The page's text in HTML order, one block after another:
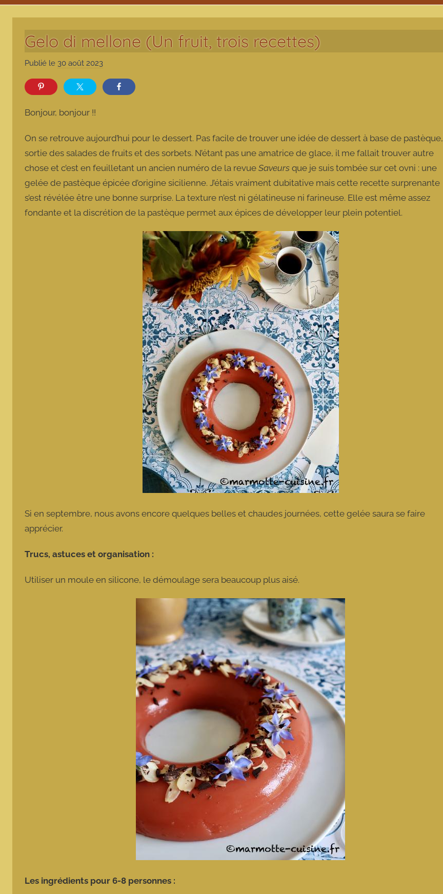
Gelo di mellone (Un fruit, trois recettes)
Publié le 30 août 2023
r
m
o
t
t
e
Bonjour, bonjour !!
On se retrouve aujourd’hui pour le dessert. Pas facile de trouver une idée de dessert à base de pastèque,
sortie des salades de fruits et des sorbets. N’étant pas une amatrice de glace, il me fallait trouver autre
chose et c’est en feuilletant un ancien numéro de la revue Saveurs que je suis tombée sur cet ovni : une
gelée de pastèque épicée d’origine sicilienne. J’étais vraiment dubitative mais cette recette surprenante
s’est révélée être une bonne surprise. La texture n’est ni gélatineuse ni farineuse. Elle est même assez
fondante et la discrétion de la pastèque permet aux épices de développer leur plein potentiel.
Si en septembre, nous avons encore quelques belles et chaudes journées, cette gelée saura se faire
apprécier.
Trucs, astuces et organisation :
Utiliser un moule en silicone, le démoulage sera beaucoup plus aisé.
Les ingrédients pour 6-8 personnes :